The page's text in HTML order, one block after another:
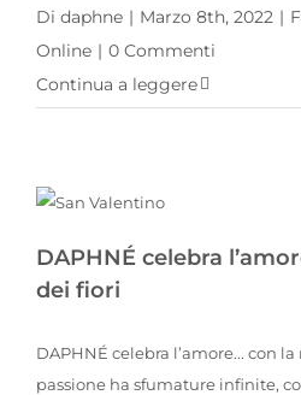
Di daphne | Marzo 8th, 2022 |
Online | 0 Commenti
Continua a leggere
DAPHNÉ celebra
dei fiori
DAPHNÉ celebra l’amore... con
passione ha sfumature infinite,